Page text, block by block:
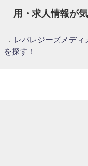
用・求人情報が
→ レバレジーズメディ
を探す！